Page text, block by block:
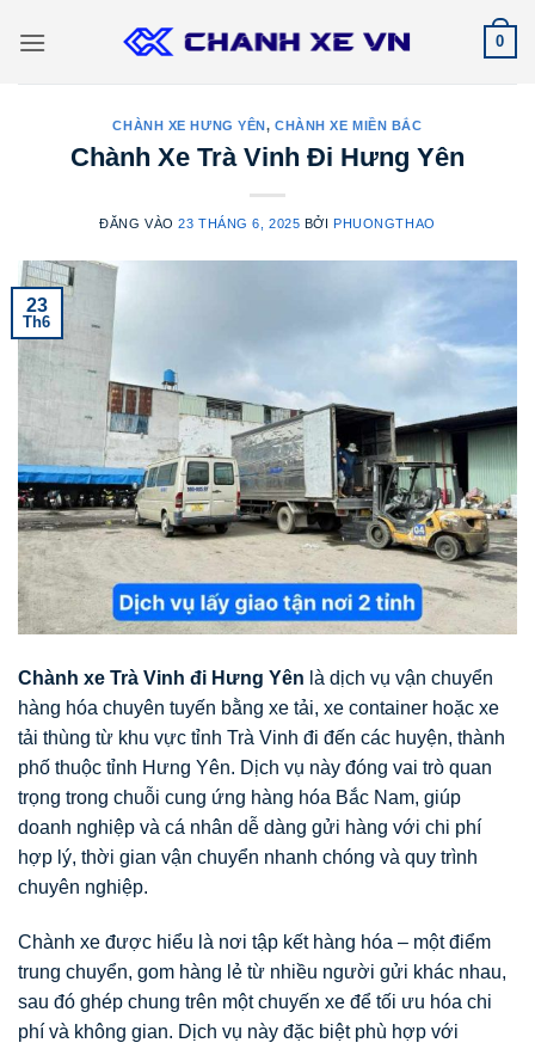
qua
0
CHÀNH XE HƯNG YÊN,CHÀNH XE MIỀN BẮC
Chành Xe Trà Vinh Đi Hưng Yên
ĐĂNG VÀO23 THÁNG 6, 2025 BỞIPHUONGTHAO
23
Th6
Chành xe Trà Vinh đi Hưng Yên là dịch vụ vận chuyển
hàng hóa chuyên tuyến bằng xe tải, xe container hoặc xe
tải thùng từ khu vực tỉnh Trà Vinh đi đến các huyện, thành
phố thuộc tỉnh Hưng Yên. Dịch vụ này đóng vai trò quan
trọng trong chuỗi cung ứng hàng hóa Bắc Nam, giúp
doanh nghiệp và cá nhân dễ dàng gửi hàng với chi phí
hợp lý, thời gian vận chuyển nhanh chóng và quy trình
chuyên nghiệp.
Chành xe được hiểu là nơi tập kết hàng hóa – một điểm
trung chuyển, gom hàng lẻ từ nhiều người gửi khác nhau,
sau đó ghép chung trên một chuyến xe để tối ưu hóa chi
phí và không gian. Dịch vụ này đặc biệt phù hợp với